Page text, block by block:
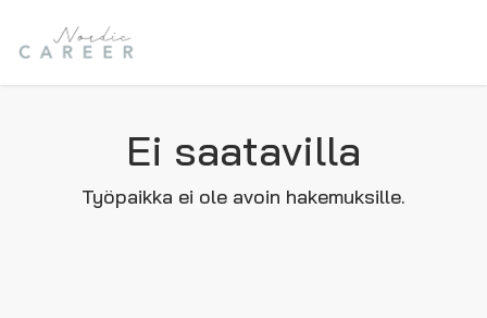
Ei saatavilla
Työpaikka ei ole avoin hakemuksille.